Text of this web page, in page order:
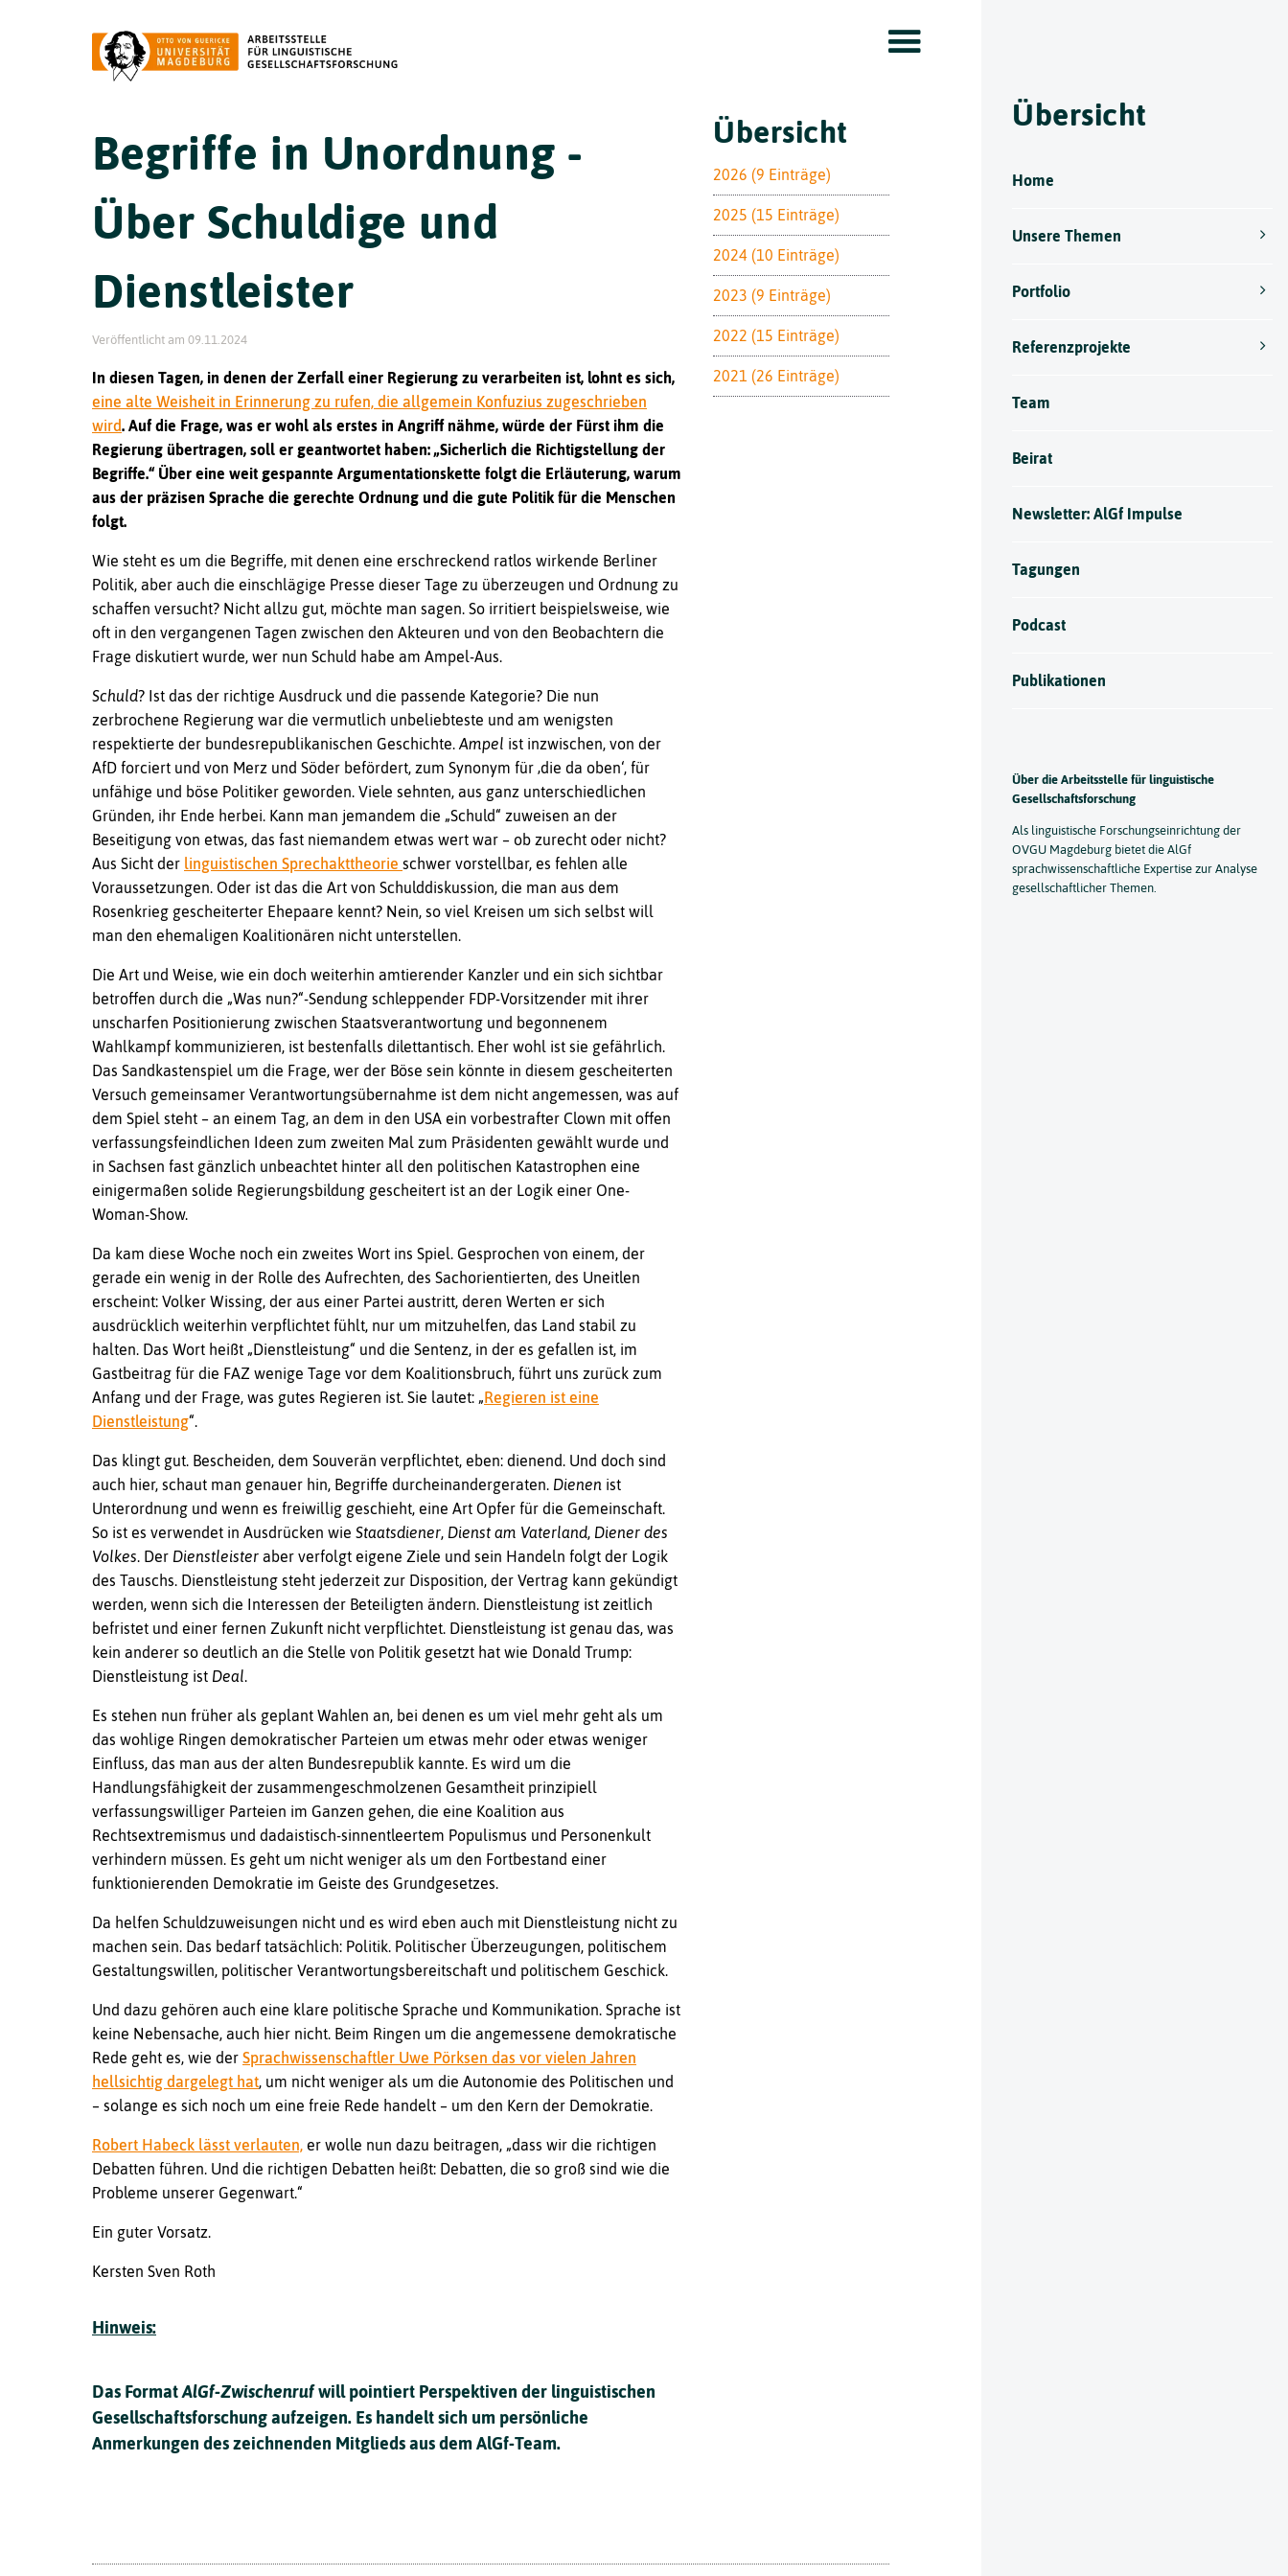
Begriffe in Unordnung -
Über Schuldige und
Dienstleister
Veröffentlicht am 09.11.2024
In diesen Tagen, in denen der Zerfall einer Regierung zu verarbeiten ist, lohnt es sich,
eine alte Weisheit in Erinnerung zu rufen, die allgemein Konfuzius zugeschrieben
wird. Auf die Frage, was er wohl als erstes in Angriff nähme, würde der Fürst ihm die
Regierung übertragen, soll er geantwortet haben: „Sicherlich die Richtigstellung der
Begriffe.“ Über eine weit gespannte Argumentationskette folgt die Erläuterung, warum
aus der präzisen Sprache die gerechte Ordnung und die gute Politik für die Menschen
folgt.
Wie steht es um die Begriffe, mit denen eine erschreckend ratlos wirkende Berliner
Politik, aber auch die einschlägige Presse dieser Tage zu überzeugen und Ordnung zu
schaffen versucht? Nicht allzu gut, möchte man sagen. So irritiert beispielsweise, wie
oft in den vergangenen Tagen zwischen den Akteuren und von den Beobachtern die
Frage diskutiert wurde, wer nun Schuld habe am Ampel-Aus.
Schuld? Ist das der richtige Ausdruck und die passende Kategorie? Die nun
zerbrochene Regierung war die vermutlich unbeliebteste und am wenigsten
respektierte der bundesrepublikanischen Geschichte. Ampel ist inzwischen, von der
AfD forciert und von Merz und Söder befördert, zum Synonym für ‚die da oben‘, für
unfähige und böse Politiker geworden. Viele sehnten, aus ganz unterschiedlichen
Gründen, ihr Ende herbei. Kann man jemandem die „Schuld“ zuweisen an der
Beseitigung von etwas, das fast niemandem etwas wert war – ob zurecht oder nicht?
Aus Sicht der linguistischen Sprechakttheorie schwer vorstellbar, es fehlen alle
Voraussetzungen. Oder ist das die Art von Schulddiskussion, die man aus dem
Rosenkrieg gescheiterter Ehepaare kennt? Nein, so viel Kreisen um sich selbst will
man den ehemaligen Koalitionären nicht unterstellen.
Die Art und Weise, wie ein doch weiterhin amtierender Kanzler und ein sich sichtbar
betroffen durch die „Was nun?“-Sendung schleppender FDP-Vorsitzender mit ihrer
unscharfen Positionierung zwischen Staatsverantwortung und begonnenem
Wahlkampf kommunizieren, ist bestenfalls dilettantisch. Eher wohl ist sie gefährlich.
Das Sandkastenspiel um die Frage, wer der Böse sein könnte in diesem gescheiterten
Versuch gemeinsamer Verantwortungsübernahme ist dem nicht angemessen, was auf
dem Spiel steht – an einem Tag, an dem in den USA ein vorbestrafter Clown mit offen
verfassungsfeindlichen Ideen zum zweiten Mal zum Präsidenten gewählt wurde und
in Sachsen fast gänzlich unbeachtet hinter all den politischen Katastrophen eine
einigermaßen solide Regierungsbildung gescheitert ist an der Logik einer One-
Woman-Show.
Da kam diese Woche noch ein zweites Wort ins Spiel. Gesprochen von einem, der
gerade ein wenig in der Rolle des Aufrechten, des Sachorientierten, des Uneitlen
erscheint: Volker Wissing, der aus einer Partei austritt, deren Werten er sich
ausdrücklich weiterhin verpflichtet fühlt, nur um mitzuhelfen, das Land stabil zu
halten. Das Wort heißt „Dienstleistung“ und die Sentenz, in der es gefallen ist, im
Gastbeitrag für die FAZ wenige Tage vor dem Koalitionsbruch, führt uns zurück zum
Anfang und der Frage, was gutes Regieren ist. Sie lautet: „Regieren ist eine
Dienstleistung“.
Das klingt gut. Bescheiden, dem Souverän verpflichtet, eben: dienend. Und doch sind
auch hier, schaut man genauer hin, Begriffe durcheinandergeraten. Dienen ist
Unterordnung und wenn es freiwillig geschieht, eine Art Opfer für die Gemeinschaft.
So ist es verwendet in Ausdrücken wie Staatsdiener, Dienst am Vaterland, Diener des
Volkes. Der Dienstleister aber verfolgt eigene Ziele und sein Handeln folgt der Logik
des Tauschs. Dienstleistung steht jederzeit zur Disposition, der Vertrag kann gekündigt
werden, wenn sich die Interessen der Beteiligten ändern. Dienstleistung ist zeitlich
befristet und einer fernen Zukunft nicht verpflichtet. Dienstleistung ist genau das, was
kein anderer so deutlich an die Stelle von Politik gesetzt hat wie Donald Trump:
Dienstleistung ist Deal.
Es stehen nun früher als geplant Wahlen an, bei denen es um viel mehr geht als um
das wohlige Ringen demokratischer Parteien um etwas mehr oder etwas weniger
Einfluss, das man aus der alten Bundesrepublik kannte. Es wird um die
Handlungsfähigkeit der zusammengeschmolzenen Gesamtheit prinzipiell
verfassungswilliger Parteien im Ganzen gehen, die eine Koalition aus
Rechtsextremismus und dadaistisch-sinnentleertem Populismus und Personenkult
verhindern müssen. Es geht um nicht weniger als um den Fortbestand einer
funktionierenden Demokratie im Geiste des Grundgesetzes.
Da helfen Schuldzuweisungen nicht und es wird eben auch mit Dienstleistung nicht zu
machen sein. Das bedarf tatsächlich: Politik. Politischer Überzeugungen, politischem
Gestaltungswillen, politischer Verantwortungsbereitschaft und politischem Geschick.
Und dazu gehören auch eine klare politische Sprache und Kommunikation. Sprache ist
keine Nebensache, auch hier nicht. Beim Ringen um die angemessene demokratische
Rede geht es, wie der Sprachwissenschaftler Uwe Pörksen das vor vielen Jahren
hellsichtig dargelegt hat, um nicht weniger als um die Autonomie des Politischen und
– solange es sich noch um eine freie Rede handelt – um den Kern der Demokratie.
Robert Habeck lässt verlauten, er wolle nun dazu beitragen, „dass wir die richtigen
Debatten führen. Und die richtigen Debatten heißt: Debatten, die so groß sind wie die
Probleme unserer Gegenwart.“
Ein guter Vorsatz.
Kersten Sven Roth
Hinweis:
Das FormatAlGf-Zwischenrufwill pointiert Perspektiven der linguistischen
Gesellschaftsforschung aufzeigen. Es handelt sich um persönliche
Anmerkungen des zeichnenden Mitglieds aus dem AlGf-Team.
Übersicht
2026 (9 Einträge)
2025 (15 Einträge)
2024 (10 Einträge)
2023 (9 Einträge)
2022 (15 Einträge)
2021 (26 Einträge)
Übersicht
Home
Unsere Themen
Portfolio
Referenzprojekte
Team
Beirat
Newsletter: AlGf Impulse
Tagungen
Podcast
Publikationen
Über die Arbeitsstelle für linguistische
Gesellschaftsforschung
Als linguistische Forschungseinrichtung der
OVGU Magdeburg bietet die AlGf
sprachwissenschaftliche Expertise zur Analyse
gesellschaftlicher Themen.